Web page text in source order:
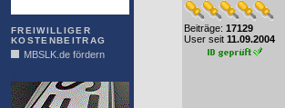
FREIWILLIGER
KOSTENBEITRAG
MBSLK.de fördern
Beiträge: 17129
User seit 11.09.2004